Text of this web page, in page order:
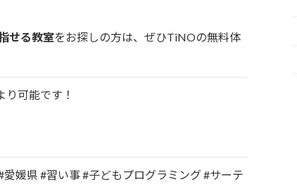
せる教室をお探しの方は、ぜひTiNOの無料体
可能です！
媛県 #習い事 #子どもプログラミング #サーテ